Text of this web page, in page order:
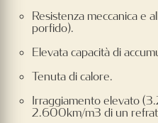
Resistenza meccanica e
porfido).
Elevata capacità di
Tenuta di calore.
Irraggiamento elevato
2.600km/m3 di un